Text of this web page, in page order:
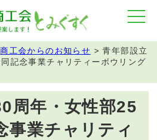
商工会からのお知らせ >青年部設立
記念事業チャリティーボウリング
周年・女性部25
事業チャリティ